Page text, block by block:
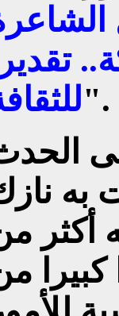
تقديرا
".
به
أکثر